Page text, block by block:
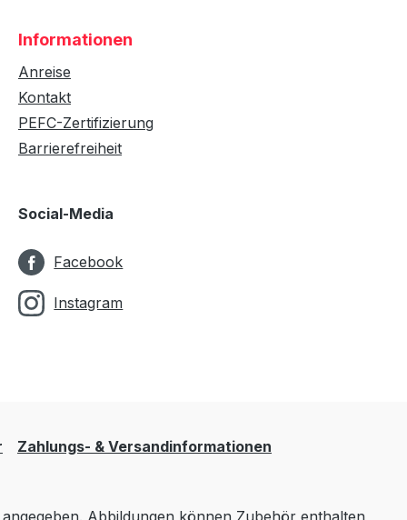
Informationen
Anreise
Kontakt
PEFC-Zertifizierung
Barrierefreiheit
Social-Media
Facebook
Instagram
Zahlungs- & Versandinformationen
Abbildungen können Zubehör enthalten,